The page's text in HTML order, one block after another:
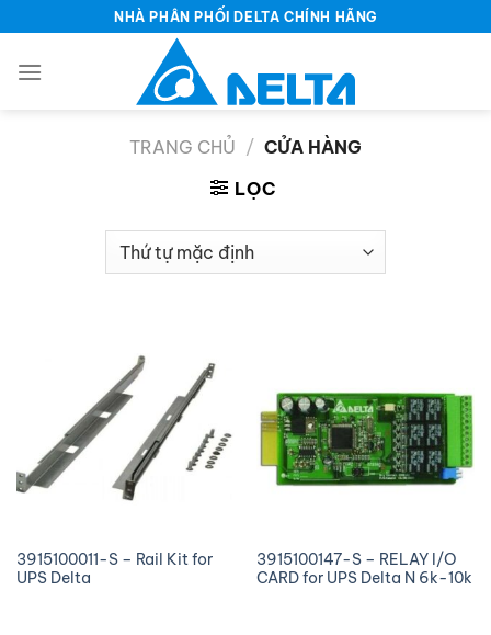
qua
nội
NHÀ PHÂN PHỐI DELTA CHÍNH HÃNG
TRANG CHỦ / CỬA HÀNG
LỌC
3915100011-S – Rail Kit for
UPS Delta
3915100147-S – RELAY I/O
CARD for UPS Delta N 6k-10k